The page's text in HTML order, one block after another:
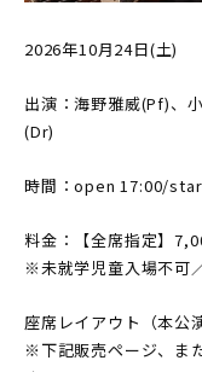
2026年10月24日(土)
出演：海野雅威(Pf)、
(Dr)
時間：open 17:00/
料金：【全席指定】
※未就学児童入場不可
座席レイアウト（本公
※下記販売ページ、ま